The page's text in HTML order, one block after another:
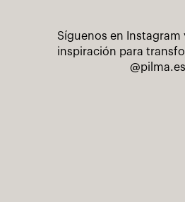
Síguenos en Instagram
inspiración para
@pilma.es